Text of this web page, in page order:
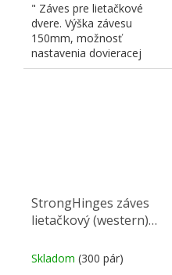
" Záves pre lietačkové
dvere. Výška závesu
150mm, možnosť
nastavenia dovieracej
pružiny. V balení sú dva
StrongHinges záves
lietačkový (western)
Skladom (300 pár)